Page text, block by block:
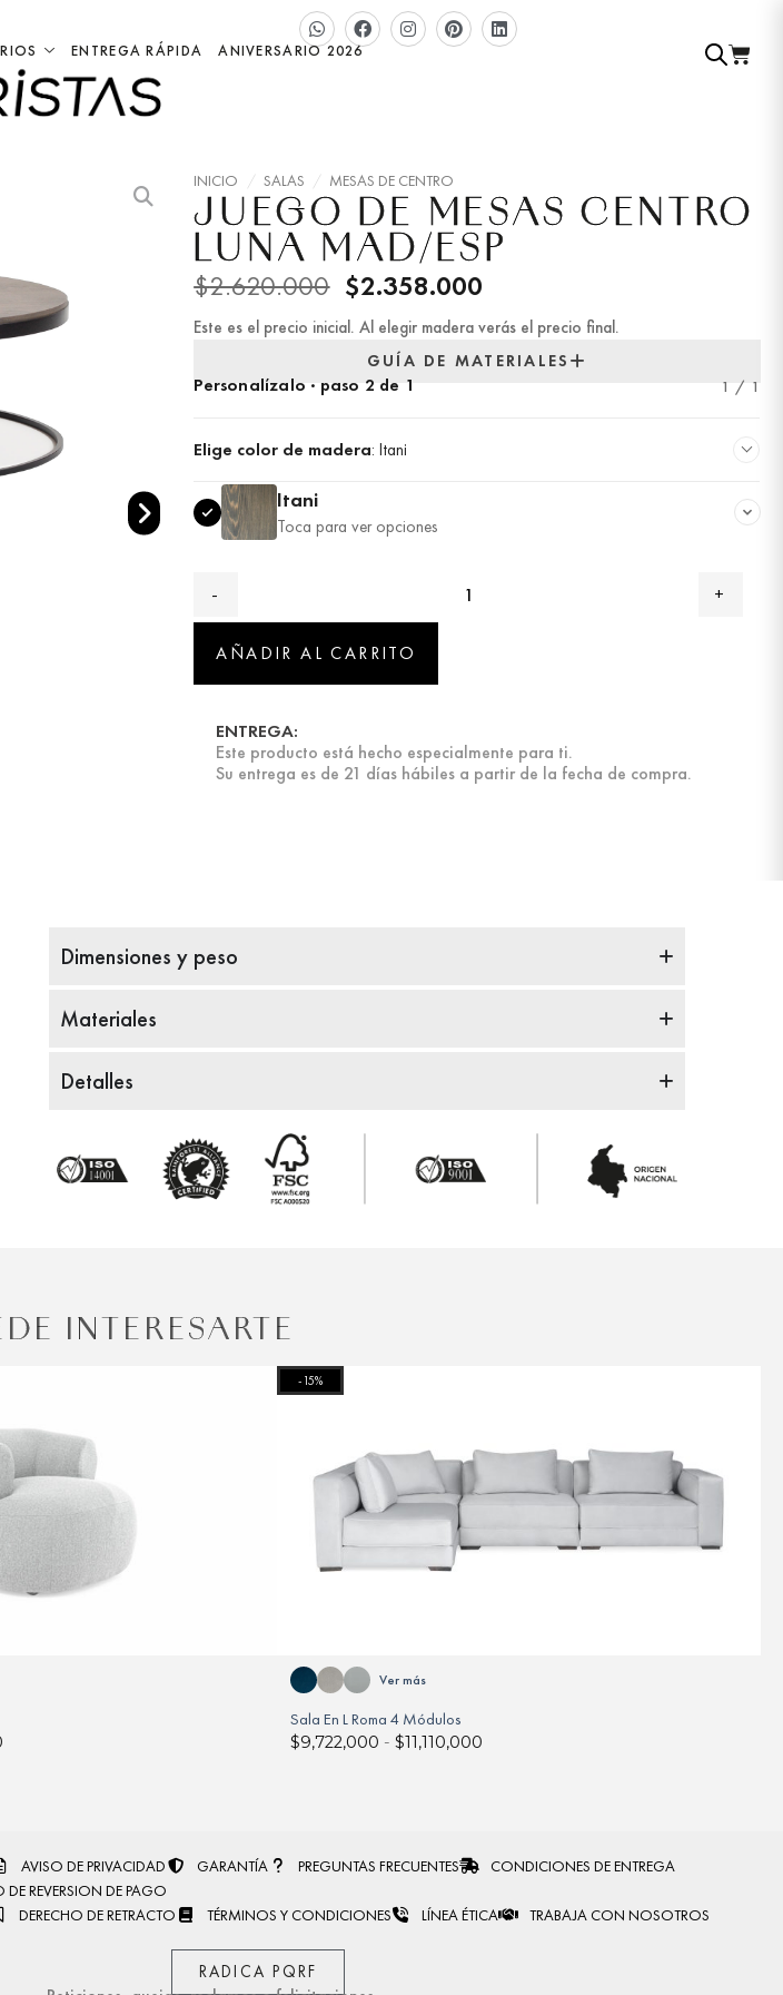
ENTREGA RÁPIDA ANIVERSARIO 2026
INICIO / SALAS / MESAS DE CENTRO
JUEGO DE MESAS CENTRO
LUNA MAD/ESP
$2.620.000 $2.358.000
Este es el precio inicial. Al elegir madera verás el precio final.
GUÍA DE MATERIALES
Personalízalo · paso 2 de 1
1 / 1
Elige color de madera: Itani
Itani
Toca para ver opciones
AÑADIR AL CARRITO
ENTREGA:
Este producto está hecho especialmente para ti.
Su entrega es de 21 días hábiles a partir de la fecha de compra.
Dimensiones y peso
Materiales
Detalles
INTERESARTE
-15%
Ver más
Sala En L Roma 4 Módulos
$9,722,000 - $11,110,000
AVISO DE PRIVACIDAD GARANTÍA PREGUNTAS FRECUENTES
CONDICIONES DE ENTREGA
REVERSION DE PAGO
DERECHO DE RETRACTO TÉRMINOS Y CONDICIONES LÍNEA ÉTICA TRABAJA CON NOSOTROS
RADICA PQRF